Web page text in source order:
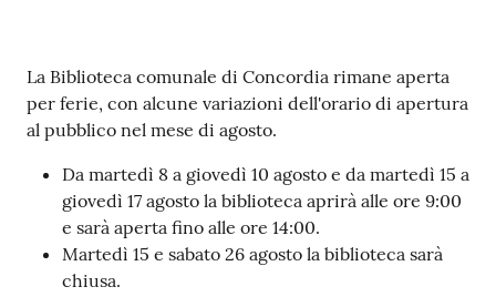
Seguici
su
Contenuto
La Biblioteca comunale di Concordia rimane aperta
per ferie, con alcune variazioni dell'orario di apertura
al pubblico nel mese di agosto.
Da martedì 8 a giovedì 10 agosto e da martedì 15 a
giovedì 17 agosto la biblioteca aprirà alle ore 9:00
e sarà aperta fino alle ore 14:00.
Martedì 15 e sabato 26 agosto la biblioteca sarà
chiusa.